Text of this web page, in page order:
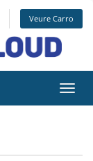
Veure Carro